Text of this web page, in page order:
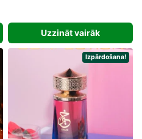
31,30 €.25,25 €.
Uzzināt vairāk
Izpārdošana!